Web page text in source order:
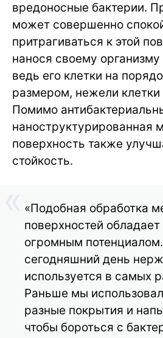
вредоносные бактерии.
может совершенно
притрагиваться к этой
нанося своему организму
ведь его клетки на
размером, нежели клетки
Помимо
наноструктурированная
поверхность также
стойкость.
«Подобная обработка
поверхностей
огромным
сегодняшний день
используется в самых
Раньше мы
разные покрытия и
чтобы бороться с